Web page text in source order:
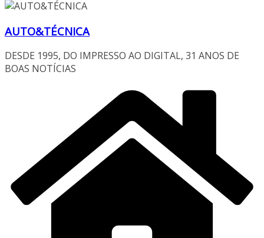
AUTO&TÉCNICA
DESDE 1995, DO IMPRESSO AO DIGITAL, 31 ANOS DE
BOAS NOTÍCIAS